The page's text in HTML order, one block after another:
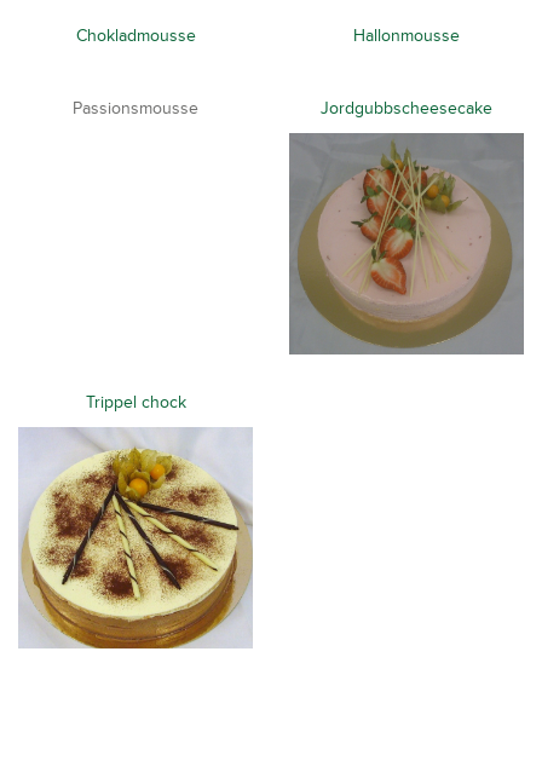
Chokladmousse Hallonmousse
Passionsmousse Jordgubbscheesecake
Trippel chock